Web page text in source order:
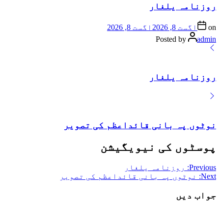
روزنامہ یلغار
on اگست 8, 2026
اگست 8, 2026
Posted by
admin
روزنامہ یلغار
نوٹوں پہ بانی قائداعظم کی تصویر
پوسٹوں کی نیویگیشن
Previous:
روزنامہ یلغار
Next:
نوٹوں پہ بانی قائداعظم کی تصویر
جواب دیں